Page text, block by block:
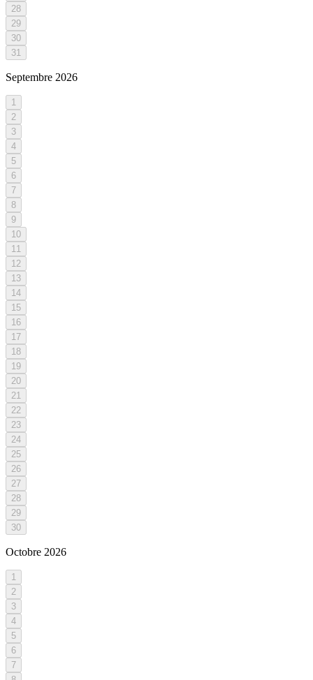
28
29
30
31
Septembre 2026
1
2
3
4
5
6
7
8
9
10
11
12
13
14
15
16
17
18
19
20
21
22
23
24
25
26
27
28
29
30
Octobre 2026
1
2
3
4
5
6
7